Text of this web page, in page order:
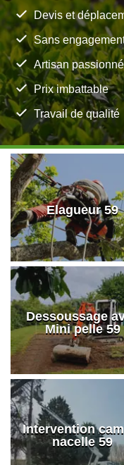
Devis et
Sans
Artisan passionné
Prix imbattable
Travail de qualité
Elagueur 59
Dessoussage
Mini pelle 59
Intervention
nacelle 59